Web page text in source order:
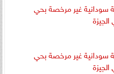
سودانية غير مرخصة بحي
سودانية غير مرخصة بحي